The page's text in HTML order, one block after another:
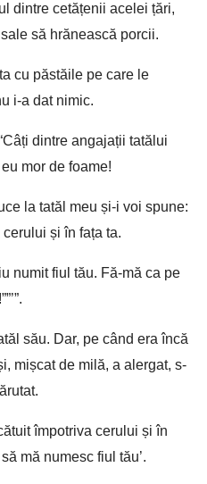
dintre cetățenii acelei țări,
să hrănească porcii.
cu păstăile pe care le
i-a dat nimic.
dintre angajații tatălui
mor de foame!
la tatăl meu și-i voi spune:
cerului și în fața ta.
numit fiul tău. Fă-mă ca pe
său. Dar, pe când era încă
mișcat de milă, a alergat, s-
împotriva cerului și în
mă numesc fiul tău’.